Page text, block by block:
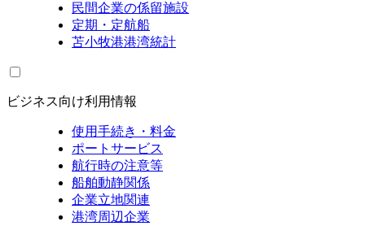
民間企業の係留施設
定期・定航船
苫小牧港港湾統計
ビジネス向け利用情報
使用手続き・料金
ポートサービス
航行時の注意等
船舶動静関係
企業立地関連
港湾周辺企業